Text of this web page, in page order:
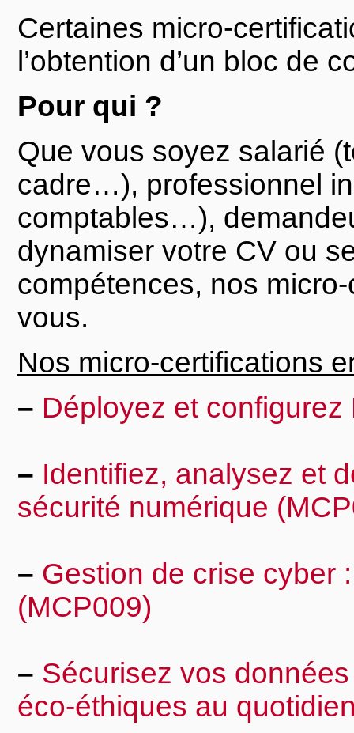
Certaines micro-
l’obtention d’un bloc de
Pour qui ?
Que vous soyez salarié
cadre…), professionnel
comptables…),
dynamiser votre CV ou
compétences, nos
vous.
Nos micro-certifications
– Déployez et
– Identifiez, analysez et
sécurité numérique
– Gestion de crise cyber
(MCP009)
– Sécurisez vos
éco-éthiques au